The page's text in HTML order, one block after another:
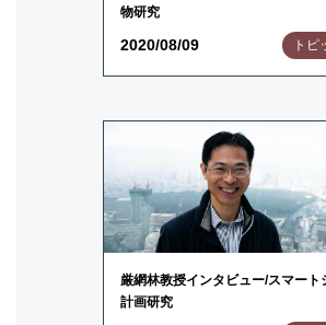
物研究
2020/08/09 トピ
厳網林教授インタビュー/スマート
計画研究